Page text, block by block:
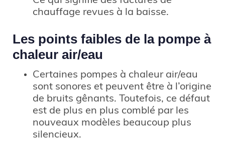
chauffage revues à la baisse.
Les points faibles de la pompe à
chaleur air/eau
Certaines pompes à chaleur air/eau
sont sonores et peuvent être à l’origine
de bruits gênants. Toutefois, ce défaut
est de plus en plus comblé par les
nouveaux modèles beaucoup plus
silencieux.